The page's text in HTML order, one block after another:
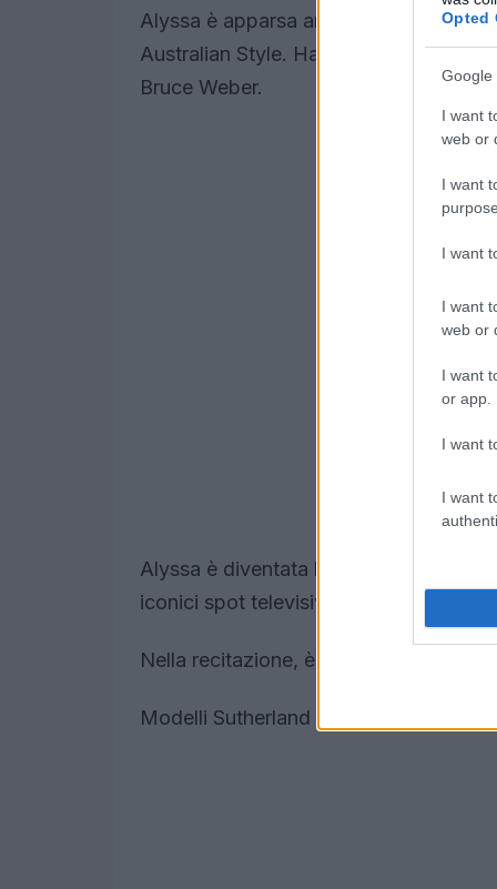
Opted
Google
I want
web or
I want
I want
I want
web or
I want
or app.
I want
I want
Alyssa è apparsa anche sulla
Australian Style. Ha lavorato con
Bruce Weber.
Alyssa è diventata la nuova Flake Girl
iconici spot televisivi per un intervallo
Nella recitazione, è apparsa in film
Modelli Sutherland per Chic